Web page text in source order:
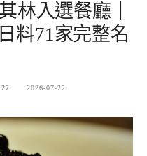
林入選餐廳｜
料71家完整名
2026-07-22